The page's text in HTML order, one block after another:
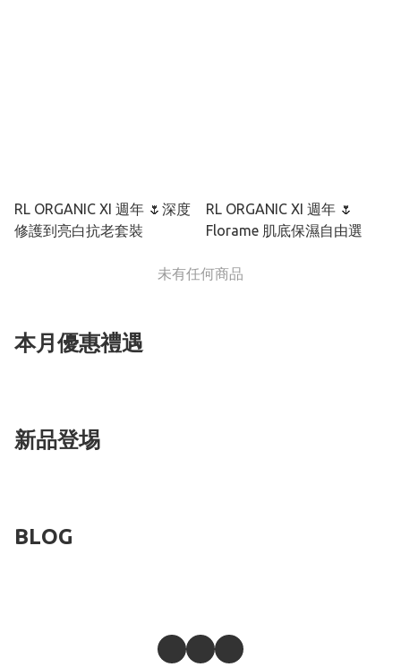
RL ORGANIC XI 週年 🌷深度
修護到亮白抗老套裝
RL ORGANIC XI 週年 🌷
Florame 肌底保濕自由選
未有任何商品
本月優惠禮遇
新品登埸
BLOG